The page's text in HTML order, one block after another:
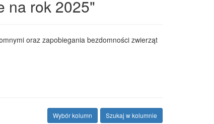
na rok 2025"
oraz zapobiegania bezdomności zwierząt
Szukaj w kolumnie
Wybór kolumn